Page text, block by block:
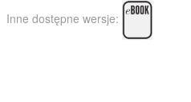
Inne dostępne wersje: